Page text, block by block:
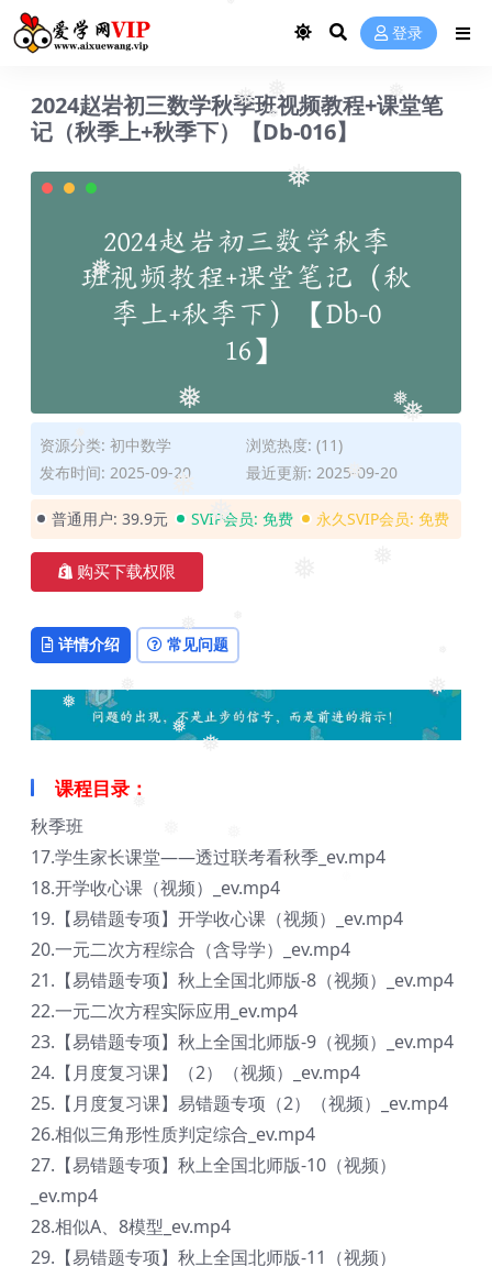
❅
❅
❅
❅
❅
❅
❅
❅
❅
❅
❅
❅
❅
❅
❅ ❅
登录
2024赵岩初三数学秋季班视频教程+课堂笔
记（秋季上+秋季下）【Db-016】
资源分类: 初中数学
浏览热度: (11)
发布时间: 2025-09-20
最近更新: 2025-09-20
普通用户: 39.9元 SVIP会员: 免费 永久SVIP会员: 免费
购买下载权限
详情介绍 常见问题
课程目录：
秋季班
17.学生家长课堂——透过联考看秋季_ev.mp4
18.开学收心课（视频）_ev.mp4
19.【易错题专项】开学收心课（视频）_ev.mp4
20.一元二次方程综合（含导学）_ev.mp4
21.【易错题专项】秋上全国北师版-8（视频）_ev.mp4
22.一元二次方程实际应用_ev.mp4
23.【易错题专项】秋上全国北师版-9（视频）_ev.mp4
24.【月度复习课】（2）（视频）_ev.mp4
25.【月度复习课】易错题专项（2）（视频）_ev.mp4
26.相似三角形性质判定综合_ev.mp4
27.【易错题专项】秋上全国北师版-10（视频）
_ev.mp4
28.相似A、8模型_ev.mp4
29.【易错题专项】秋上全国北师版-11（视频）